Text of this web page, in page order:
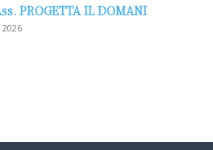
PROGETTA IL DOMANI